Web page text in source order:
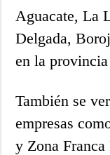
Aguacate, La
Delgada,
en la
También se
empresas
y Zona Franca